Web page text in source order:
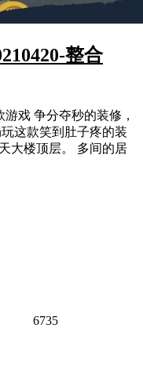
整合
戏 争分夺秒的装修，
这款笑到肚子疼的装
大楼顶层。 多间的居
6735